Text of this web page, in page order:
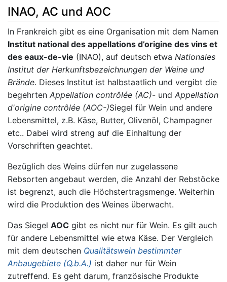
INAO, AC und AOC
In Frankreich gibt es eine Organisation mit dem Namen
Institut national des appellations d’origine des vins et
des eaux-de-vie (INAO), auf deutsch etwa Nationales
Institut der Herkunftsbezeichnungen der Weine und
Brände. Dieses Institut ist halbstaatlich und vergibt die
begehrten Appellation contrôlée (AC)- und Appellation
d'origine contrôlée (AOC-)Siegel für Wein und andere
Lebensmittel, z.B. Käse, Butter, Olivenöl, Champagner
etc.. Dabei wird streng auf die Einhaltung der
Vorschriften geachtet.
Bezüglich des Weins dürfen nur zugelassene
Rebsorten angebaut werden, die Anzahl der Rebstöcke
ist begrenzt, auch die Höchstertragsmenge. Weiterhin
wird die Produktion des Weines überwacht.
Das Siegel AOC gibt es nicht nur für Wein. Es gilt auch
für andere Lebensmittel wie etwa Käse. Der Vergleich
mit dem deutschen Qualitätswein bestimmter
Anbaugebiete (Q.b.A.) ist daher nur für Wein
zutreffend. Es geht darum, französische Produkte